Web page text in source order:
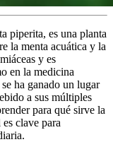
piperita, es una planta
la menta acuática y la
y es
en la medicina
ha ganado un lugar
a sus múltiples
para qué sirve la
clave para